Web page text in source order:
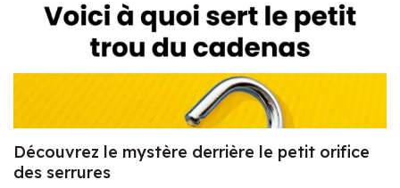
Découvrez le mystère derrière le petit orifice
des serrures